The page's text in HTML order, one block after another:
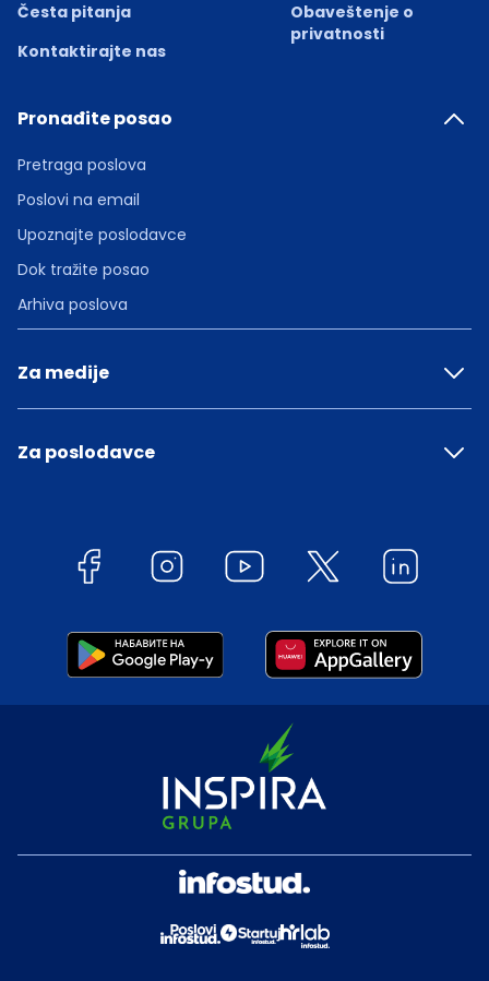
Česta pitanja
Kontaktirajte nas
Obaveštenje o
privatnosti
Pronađite posao
Pretraga poslova
Poslovi na email
Upoznajte poslodavce
Dok tražite posao
Arhiva poslova
Za medije
Za poslodavce